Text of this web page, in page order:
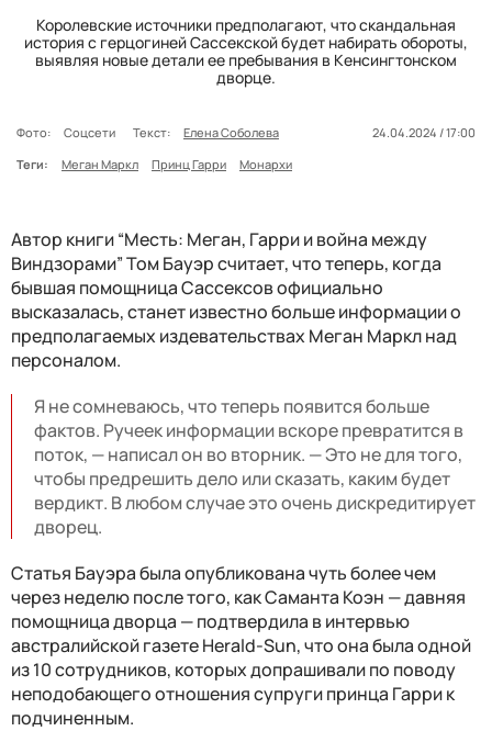
Королевские источники предполагают, что скандальная
история с герцогиней Сассекской будет набирать обороты,
выявляя новые детали ее пребывания в Кенсингтонском
дворце.
Фото: Соцсети Текст: Елена Соболева
24.04.2024 / 17:00
Теги:
Меган Маркл Принц Гарри Монархи
Автор книги “Месть: Меган, Гарри и война между
Виндзорами” Том Бауэр считает, что теперь, когда
бывшая помощница Сассексов официально
высказалась, станет известно больше информации о
предполагаемых издевательствах Меган Маркл над
персоналом.
Я не сомневаюсь, что теперь появится больше
фактов. Ручеек информации вскоре превратится в
поток, — написал он во вторник. — Это не для того,
чтобы предрешить дело или сказать, каким будет
вердикт. В любом случае это очень дискредитирует
дворец.
Статья Бауэра была опубликована чуть более чем
через неделю после того, как Саманта Коэн — давняя
помощница дворца — подтвердила в интервью
австралийской газете Herald-Sun, что она была одной
из 10 сотрудников, которых допрашивали по поводу
неподобающего отношения супруги принца Гарри к
подчиненным.